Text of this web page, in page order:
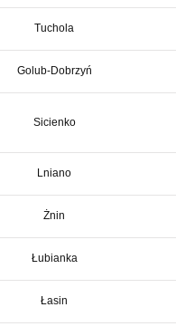
Tuchola
Golub-Dobrzyń
Sicienko
Lniano
Żnin
Łubianka
Łasin